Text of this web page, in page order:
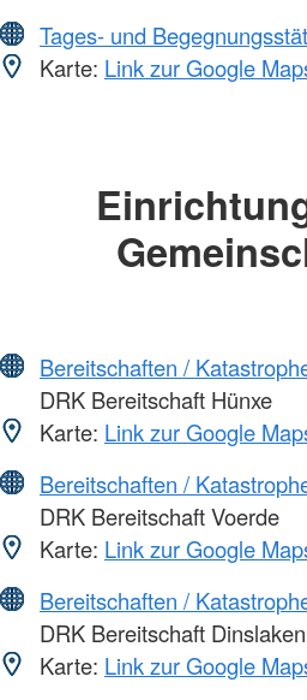
Tages- und
Karte: Link zur Google
Bereitschaften /
DRK Bereitschaft Hünxe
Karte: Link zur Google
Bereitschaften /
DRK Bereitschaft Voerde
Karte: Link zur Google
Bereitschaften /
DRK Bereitschaft Dinslaken
Karte: Link zur Google